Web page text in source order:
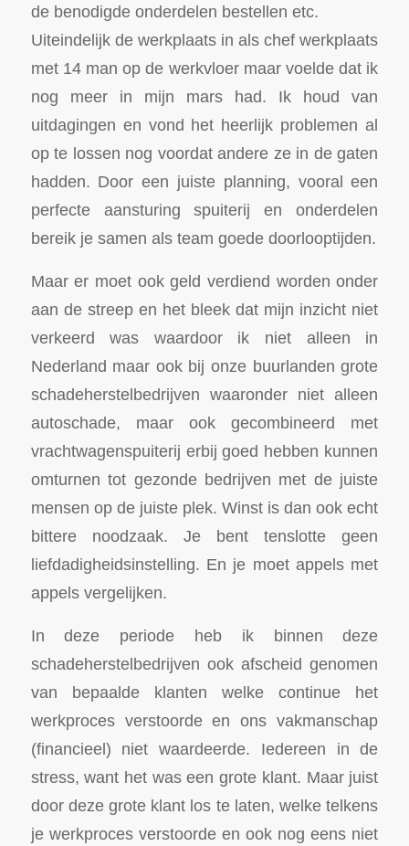
de benodigde onderdelen bestellen etc.
Uiteindelijk de werkplaats in als chef werkplaats
met 14 man op de werkvloer maar voelde dat ik
nog meer in mijn mars had. Ik houd van
uitdagingen en vond het heerlijk problemen al
op te lossen nog voordat andere ze in de gaten
hadden. Door een juiste planning, vooral een
perfecte aansturing spuiterij en onderdelen
bereik je samen als team goede doorlooptijden.
Maar er moet ook geld verdiend worden onder
aan de streep en het bleek dat mijn inzicht niet
verkeerd was waardoor ik niet alleen in
Nederland maar ook bij onze buurlanden grote
schadeherstelbedrijven waaronder niet alleen
autoschade, maar ook gecombineerd met
vrachtwagenspuiterij erbij goed hebben kunnen
omturnen tot gezonde bedrijven met de juiste
mensen op de juiste plek. Winst is dan ook echt
bittere noodzaak. Je bent tenslotte geen
liefdadigheidsinstelling. En je moet appels met
appels vergelijken.
In deze periode heb ik binnen deze
schadeherstelbedrijven ook afscheid genomen
van bepaalde klanten welke continue het
werkproces verstoorde en ons vakmanschap
(financieel) niet waardeerde. Iedereen in de
stress, want het was een grote klant. Maar juist
door deze grote klant los te laten, welke telkens
je werkproces verstoorde en ook nog eens niet